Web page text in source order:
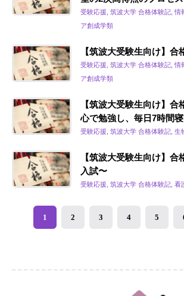
受験応援, 筑波大学 合格体験記, 情
ア創成学類
【筑波大受験生向け】合
受験応援, 筑波大学 合格体験記, 情
ア創成学類
【筑波大受験生向け】合
心で勉強し、毎日7時間
受験応援, 筑波大学 合格体験記, 生
【筑波大受験生向け】合
入試〜
受験応援, 筑波大学 合格体験記, 看
1 2 3 4 5